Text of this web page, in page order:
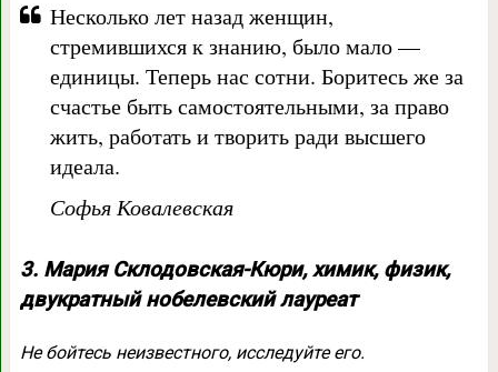
Несколько лет назад женщин,
стремившихся к знанию, было мало —
единицы. Теперь нас сотни. Боритесь же за
счастье быть самостоятельными, за право
жить, работать и творить ради высшего
идеала.
Софья Ковалевская
3. Мария Склодовская-Кюри, химик, физик,
двукратный нобелевский лауреат
Не бойтесь неизвестного, исследуйте его.